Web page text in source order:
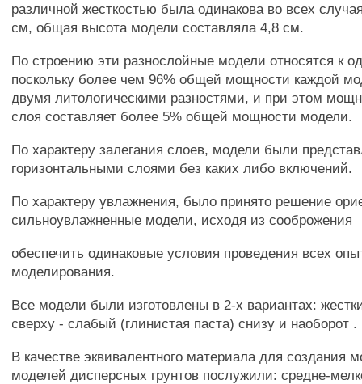
различной жесткостью была одинакова во всех
см, общая высота модели составляла 4,8 см.
По строению эти разнослойные модели относятся к
поскольку более чем 96% общей мощности каждой
двумя литологическими разностями, и при этом
слоя составляет более 5% общей мощности модели.
По характеру залегания слоев, модели были
горизонтальными слоями без каких либо включений.
По характеру увлажнения, было принято решение
сильноувлажненные модели, исходя из сооброжения
обеспечить одинаковые условия проведения всех
моделирования.
Все модели были изготовлены в 2-х вариантах:
сверху - слабый (глинистая паста) снизу и наоборот .
В качестве эквивалентного материала для создания
моделей дисперсных грунтов послужили: средне-